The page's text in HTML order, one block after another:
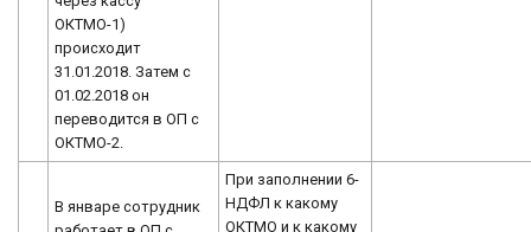
ОКТМО-1)
происходит
31.01.2018. Затем с
01.02.2018 он
переводится в ОП с
ОКТМО-2.
В январе сотрудник
При заполнении 6-
НДФЛ к какому
ОКТМО и к какому